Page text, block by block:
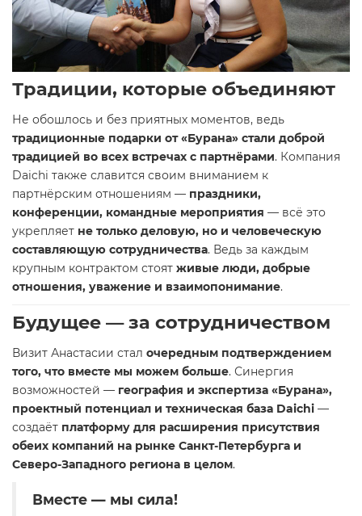
Традиции, которые объединяют
Не обошлось и без приятных моментов, ведь
традиционные подарки от «Бурана» стали доброй
традицией во всех встречах с партнёрами. Компания
Daichi также славится своим вниманием к
партнёрским отношениям — праздники,
конференции, командные мероприятия — всё это
укрепляет не только деловую, но и человеческую
составляющую сотрудничества. Ведь за каждым
крупным контрактом стоят живые люди, добрые
отношения, уважение и взаимопонимание.
Будущее — за сотрудничеством
Визит Анастасии стал очередным подтверждением
того, что вместе мы можем больше. Синергия
возможностей — география и экспертиза «Бурана»,
проектный потенциал и техническая база Daichi —
создаёт платформу для расширения присутствия
обеих компаний на рынке Санкт-Петербурга и
Северо-Западного региона в целом.
Вместе — мы сила!